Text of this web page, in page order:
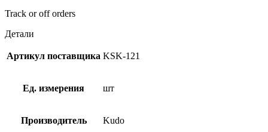
Track or off orders
Детали
Артикул поставщика KSK-121
Ед. измерения шт
Производитель Kudo